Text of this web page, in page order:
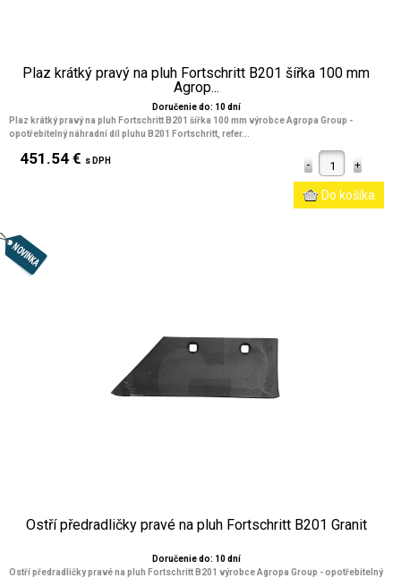
Plaz krátký pravý na pluh Fortschritt B201 šířka 100 mm
Agrop...
Doručenie do: 10 dní
Plaz krátký pravý na pluh Fortschritt B201 šířka 100 mm výrobce Agropa Group -
opotřebitelný náhradní díl pluhu B201 Fortschritt, refer...
451.54 € s DPH
Ostří předradličky pravé na pluh Fortschritt B201 Granit
Doručenie do: 10 dní
Ostří předradličky pravé na pluh Fortschritt B201 výrobce Agropa Group - opotřebitelný